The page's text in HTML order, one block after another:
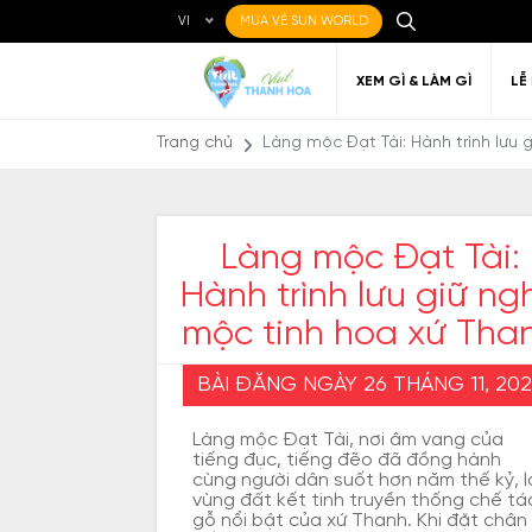
VI MUA VÉ SUN WORLD
XEM GÌ & LÀM GÌ LỄ
Điểm đến yêu thích Nghệ thuật
Ẩm thực Địa phương Địa điểm ăn uống
Về Thanh Hóa Đi đến Thanh Hóa
Di
Trang chủ Làng mộc Đạt Tài: Hành trình lưu
Làng mộc Đạt Tài:
Hành trình lưu giữ
mộc tinh hoa xứ
BÀI ĐĂNG NGÀY 26 THÁNG 11,
Làng mộc Đạt Tài, nơi âm vang của
tiếng đục, tiếng đẽo đã đồng hành
cùng người dân suốt hơn năm thế kỷ,
vùng đất kết tinh truyền thống chế
gỗ nổi bật của xứ Thanh. Khi đặt chân